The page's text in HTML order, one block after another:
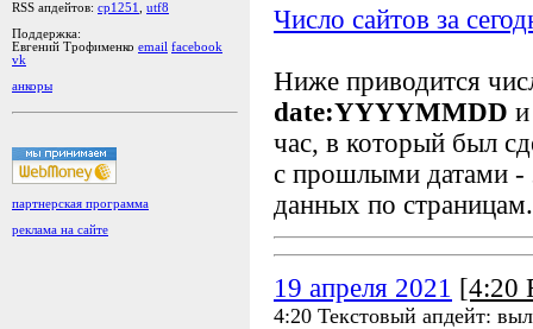
RSS апдейтов: cp1251
utf8
Поддержка:
Евгений Трофименко email facebook
vk
анкоры
партнерская программа
реклама на сайте
Число сайтов за
Ниже приводится
date:YYYYMMDD
час, в который был
с прошлыми датами -
данных по страницам.
19 апреля 2021 [4:20
4:20 Текстовый апдейт: